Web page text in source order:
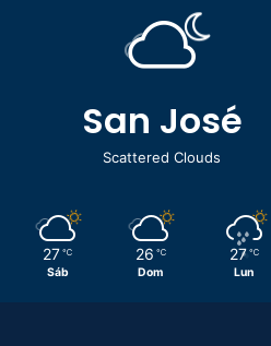
San José
Scattered Clouds
27 ℃
Sáb
26 ℃
Dom
27 ℃
Lun